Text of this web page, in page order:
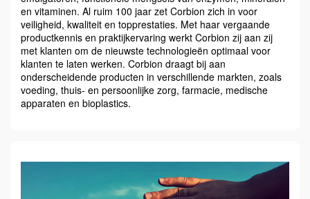
en vitaminen. Al ruim 100 jaar zet Corbion zich in voor
veiligheid, kwaliteit en topprestaties. Met haar vergaande
productkennis en praktijkervaring werkt Corbion zij aan zij
met klanten om de nieuwste technologieën optimaal voor
klanten te laten werken. Corbion draagt bij aan
onderscheidende producten in verschillende markten, zoals
voeding, thuis- en persoonlijke zorg, farmacie, medische
apparaten en bioplastics.